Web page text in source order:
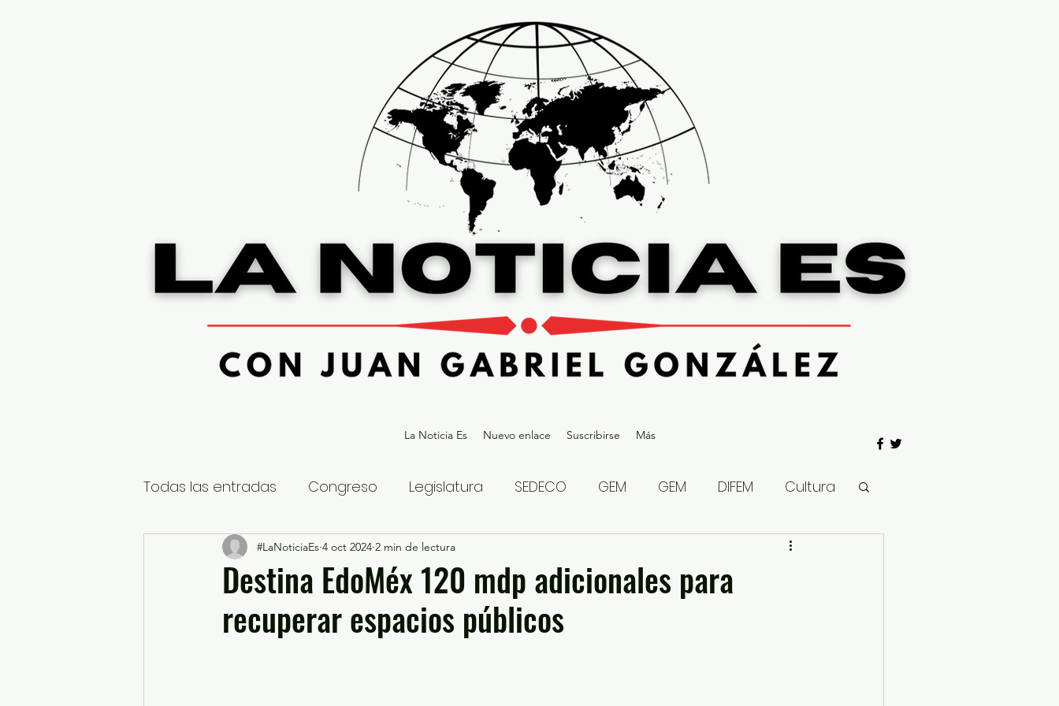
La Noticia Es Nuevo enlace Suscribirse Más
Todas las entradas Congreso Legislatura SEDECO GEM GEM DIFEM Cultura
Nacional Estatal Gubernatura Edoméx 2023
Educación y Cultura Seguridad y Justicia Denuncia Ciudadana
Destina EdoMéx 120 mdp adicionales para
recuperar espacios públicos
#LaNoticiaEs 4 oct 2024 2 min de lectura